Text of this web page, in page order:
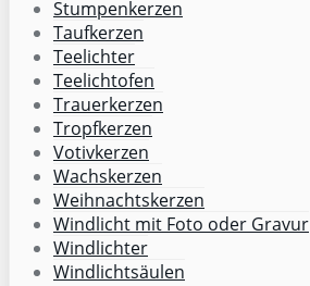
Stumpenkerzen
Taufkerzen
Teelichter
Teelichtofen
Trauerkerzen
Tropfkerzen
Votivkerzen
Wachskerzen
Weihnachtskerzen
Windlicht mit Foto oder Gravur
Windlichter
Windlichtsäulen